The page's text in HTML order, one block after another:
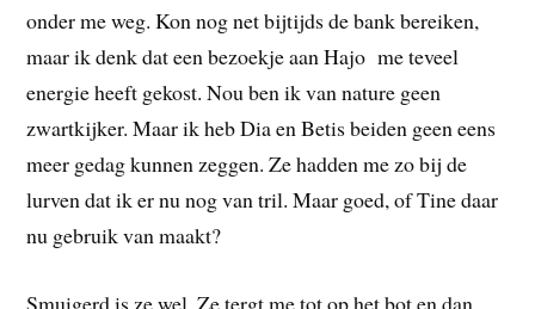
onder me weg. Kon nog net bijtijds de bank bereiken,
maar ik denk dat een bezoekje aan Hajo me teveel
energie heeft gekost. Nou ben ik van nature geen
zwartkijker. Maar ik heb Dia en Betis beiden geen eens
meer gedag kunnen zeggen. Ze hadden me zo bij de
lurven dat ik er nu nog van tril. Maar goed, of Tine daar
nu gebruik van maakt?
Smuigerd is ze wel. Ze tergt me tot op het bot en dan